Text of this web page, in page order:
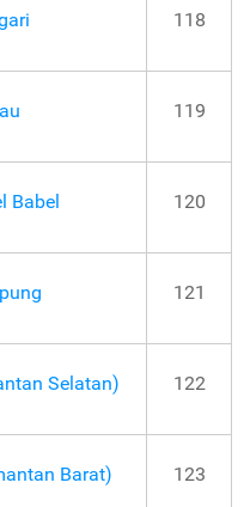
118
119
Babel 120
121
Selatan) 122
Barat) 123